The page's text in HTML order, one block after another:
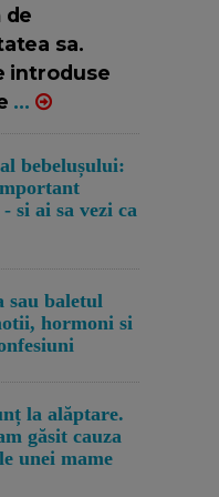
de
sa.
introduse
...
bebelușului:
si ai sa vezi ca
sau baletul
hormoni si
la alăptare.
găsit cauza
unei mame